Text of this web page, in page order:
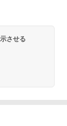
ク) 着替えテン
が透けない】 1
災害用トイレ ビ
プテント 携帯 簡
剤 2個セット 2
チ アウトドアパ
させる